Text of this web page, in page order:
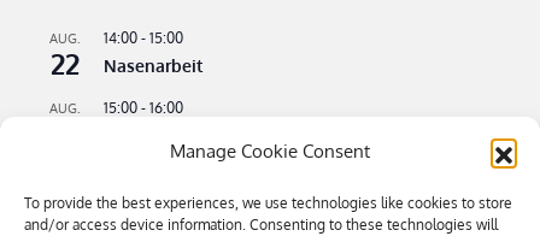
Manage Cookie Consent
To provide the best experiences, we use technologies like cookies to store
and/or access device information. Consenting to these technologies will
AUG.
22
14:00 -15:00
Nasenarbeit
AUG. 15:00 -16:00
23 Flusswandern – kühle Pfoten an heißen Tagen